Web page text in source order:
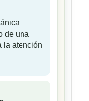
de una
la atención